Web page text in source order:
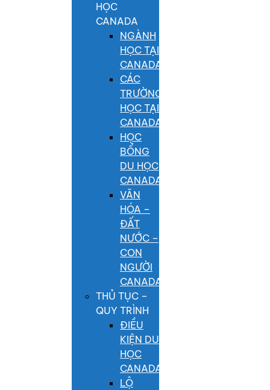
HỌC
CANADA
NGÀNH
HỌC TẠI
CANADA
CÁC
TRƯỜNG
HỌC TẠI
CANADA
HỌC
BỔNG
DU HỌC
CANADA
VĂN
HÓA –
ĐẤT
NƯỚC –
CON
NGƯỜI
CANADA
THỦ TỤC –
QUY TRÌNH
ĐIỀU
KIỆN DU
HỌC
CANADA
LỘ